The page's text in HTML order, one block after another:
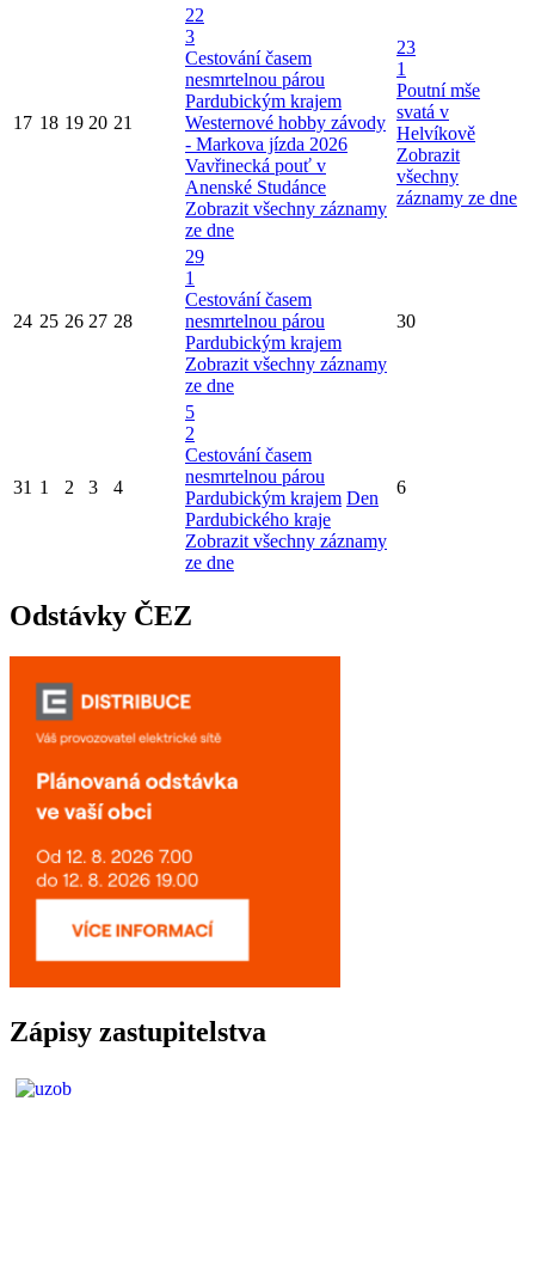
17 18 19 20 21
22
3
Cestování časem
nesmrtelnou párou
Pardubickým krajem
Westernové hobby závody
- Markova jízda 2026
Vavřinecká pouť v
Anenské Studánce
Zobrazit všechny záznamy
ze dne
23
1
Poutní mše
svatá v
Helvíkově
Zobrazit
všechny
záznamy ze dne
24 25 26 27 28
29
1
Cestování časem
nesmrtelnou párou
Pardubickým krajem
Zobrazit všechny záznamy
ze dne
30
31 1 2 3 4
5
2
Cestování časem
nesmrtelnou párou
Pardubickým krajem Den
Pardubického kraje
Zobrazit všechny záznamy
ze dne
6
Odstávky ČEZ
Zápisy zastupitelstva